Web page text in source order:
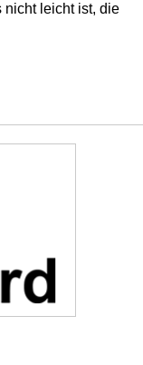
nicht leicht ist, die